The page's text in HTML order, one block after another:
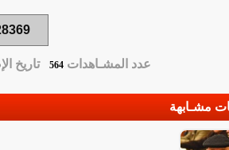
عدد المشـاهدات564 تاريخ
مشـابهة